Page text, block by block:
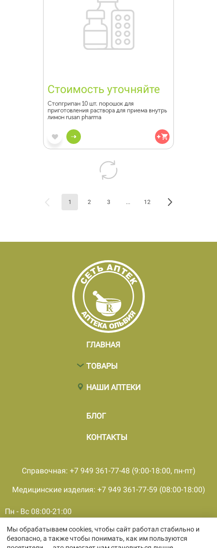
Стоимость уточняйте
Стопгрипан 10 шт. порошок для
приготовления раствора для приема внутрь
лимон rusan pharma
1 2 3 ... 12
ГЛАВНАЯ
ТОВАРЫ
НАШИ АПТЕКИ
БЛОГ
КОНТАКТЫ
Пн - Вс 08:00-21:00
Справочная: +7 949 361-77-48 (9:00-18:00, пн-пт)
Медицинские изделия: +7 949 361-77-59 (08:00-18:00)
© 2001 - 2026, все права защищены, ООО «ПКМФ «Ольвия-
Мединвест», ИНН 9308009362 КПП 930301001
Мы обрабатываем cookies, чтобы сайт работал стабильно и
безопасно, а также чтобы понимать, как им пользуются